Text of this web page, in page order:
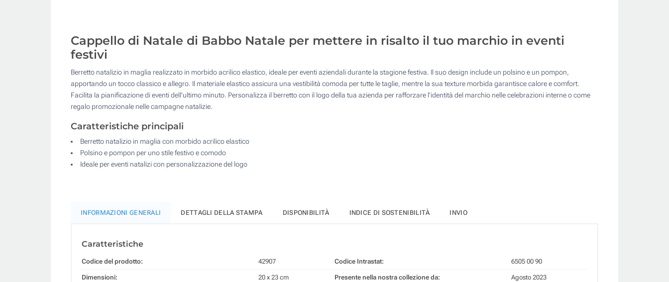
200
Cappello di Natale di Babbo Natale per mettere in risalto il tuo marchio in eventi
festivi
Berretto natalizio in maglia realizzato in morbido acrilico elastico, ideale per eventi aziendali durante la stagione festiva. Il suo design include un polsino e un pompon,
apportando un tocco classico e allegro. Il materiale elastico assicura una vestibilità comoda per tutte le taglie, mentre la sua texture morbida garantisce calore e comfort.
Facilita la pianificazione di eventi dell'ultimo minuto. Personalizza il berretto con il logo della tua azienda per rafforzare l'identità del marchio nelle celebrazioni interne o come
regalo promozionale nelle campagne natalizie.
Caratteristiche principali
Berretto natalizio in maglia con morbido acrilico elastico
Polsino e pompon per uno stile festivo e comodo
Ideale per eventi natalizi con personalizzazione del logo
INFORMAZIONI GENERALI DETTAGLI DELLA STAMPA DISPONIBILITÀ INDICE DI SOSTENIBILITÀ INVIO
Caratteristiche
Codice del prodotto: 42907
Dimensioni: 20 x 23 cm
Codice Intrastat: 6505 00 90
Presente nella nostra collezione da: Agosto 2023